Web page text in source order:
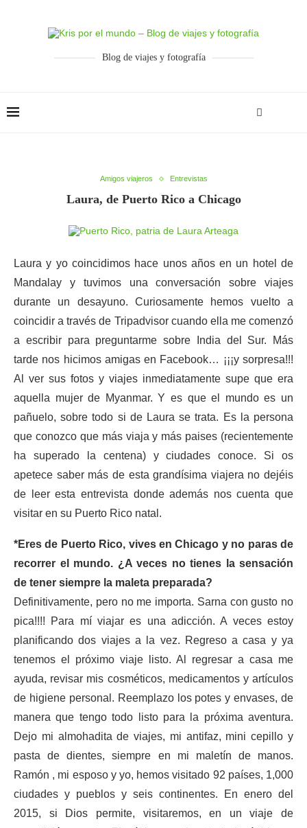
Blog de viajes y fotografía
Amigos viajeros Entrevistas
Laura, de Puerto Rico a Chicago
Laura y yo coincidimos hace unos años en un hotel de
Mandalay y tuvimos una conversación sobre viajes
durante un desayuno. Curiosamente hemos vuelto a
coincidir a través de Tripadvisor cuando ella me comenzó
a escribir para preguntarme sobre India del Sur. Más
tarde nos hicimos amigas en Facebook… ¡¡¡y sorpresa!!!
Al ver sus fotos y viajes inmediatamente supe que era
aquella mujer de Myanmar. Y es que el mundo es un
pañuelo, sobre todo si de Laura se trata. Es la persona
que conozco que más viaja y más paises (recientemente
ha superado la centena) y ciudades conoce. Si os
apetece saber más de esta grandísima viajera no dejéis
de leer esta entrevista donde además nos cuenta que
visitar en su Puerto Rico natal.
*Eres de Puerto Rico, vives en Chicago y no paras de
recorrer el mundo. ¿A veces no tienes la sensación
de tener siempre la maleta preparada?
Definitivamente, pero no me importa. Sarna con gusto no
pica!!!! Para mí viajar es una adicción. A veces estoy
planificando dos viajes a la vez. Regreso a casa y ya
tenemos el próximo viaje listo. Al regresar a casa me
ayuda, revisar mis cosméticos, medicamentos y artículos
de higiene personal. Reemplazo los potes y envases, de
manera que tengo todo listo para la próxima aventura.
Dejo mi almohadita de viajes, mi antifaz, mini cepillo y
pasta de dientes, siempre en mi maletín de manos.
Ramón , mi esposo y yo, hemos visitado 92 países, 1,000
ciudades y pueblos y seis continentes. En enero del
2015, si Dios permite, visitaremos, en un viaje de